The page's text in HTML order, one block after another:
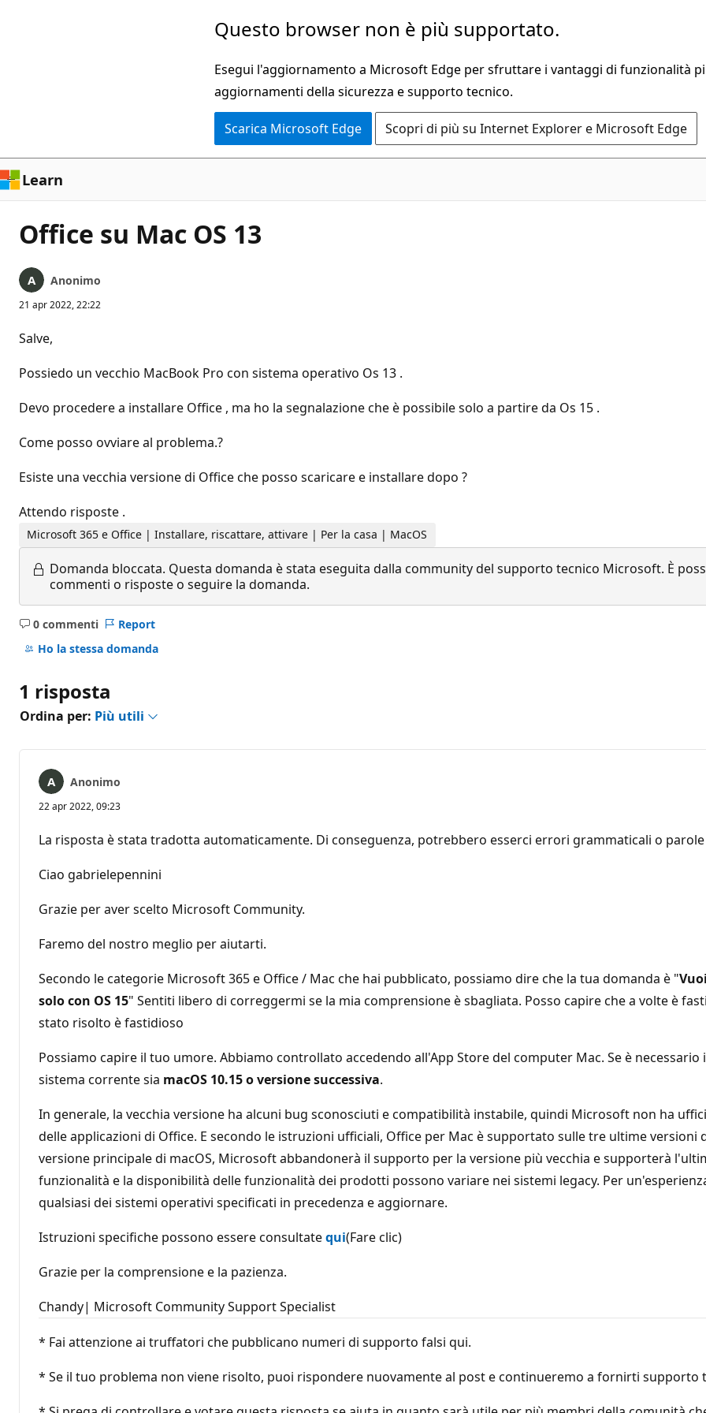
Questo browser non è più supportato.
Esegui l'aggiornamento a Microsoft Edge per sfruttare i vantaggi di funzionalità
aggiornamenti della sicurezza e supporto tecnico.
Scarica Microsoft Edge Scopri di più su Internet Explorer e Microsoft Edge
Learn
Office su Mac OS 13
Anonimo
21 apr 2022, 22:22
Salve,
Possiedo un vecchio MacBook Pro con sistema operativo Os 13 .
Devo procedere a installare Office , ma ho la segnalazione che è possibile solo a partire da Os 15 .
Come posso ovviare al problema.?
Esiste una vecchia versione di Office che posso scaricare e installare dopo ?
Attendo risposte .
Microsoft 365 e Office | Installare, riscattare, attivare | Per la casa | MacOS
Domanda bloccata. Questa domanda è stata eseguita dalla community del supporto tecnico Microsoft. È
commenti o risposte o seguire la domanda.
0 commenti
Nessun
commento
Report
Ho la stessa domanda
1 risposta
Ordina per: Più utili
Anonimo
22 apr 2022, 09:23
La risposta è stata tradotta automaticamente. Di conseguenza, potrebbero esserci errori grammaticali o
Ciao gabrielepennini
Grazie per aver scelto Microsoft Community.
Faremo del nostro meglio per aiutarti.
Secondo le categorie Microsoft 365 e Office / Mac che hai pubblicato, possiamo dire che la tua domanda è "
solo con OS 15" Sentiti libero di correggermi se la mia comprensione è sbagliata. Posso capire che a volte è
stato risolto è fastidioso
Possiamo capire il tuo umore. Abbiamo controllato accedendo all'App Store del computer Mac. Se è
sistema corrente sia macOS 10.15 o versione successiva.
In generale, la vecchia versione ha alcuni bug sconosciuti e compatibilità instabile, quindi Microsoft non ha
delle applicazioni di Office. E secondo le istruzioni ufficiali, Office per Mac è supportato sulle tre ultime versioni
versione principale di macOS, Microsoft abbandonerà il supporto per la versione più vecchia e supporterà
funzionalità e la disponibilità delle funzionalità dei prodotti possono variare nei sistemi legacy. Per
qualsiasi dei sistemi operativi specificati in precedenza e aggiornare.
Istruzioni specifiche possono essere consultatequi(Fare clic)
Grazie per la comprensione e la pazienza.
Chandy| Microsoft Community Support Specialist
* Fai attenzione ai truffatori che pubblicano numeri di supporto falsi qui.
* Se il tuo problema non viene risolto, puoi rispondere nuovamente al post e continueremo a fornirti supporto